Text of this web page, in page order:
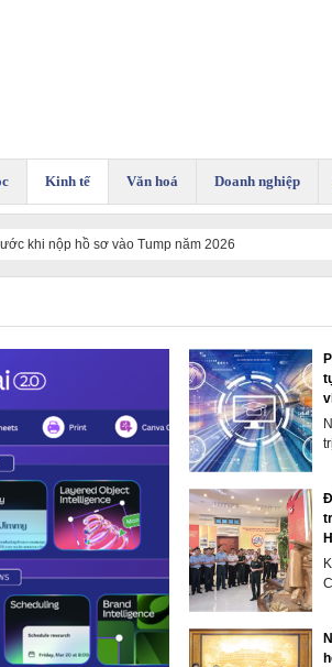
Kinh tế Văn hoá Doanh nghiệp
khi nộp hồ sơ vào Tump năm 2026